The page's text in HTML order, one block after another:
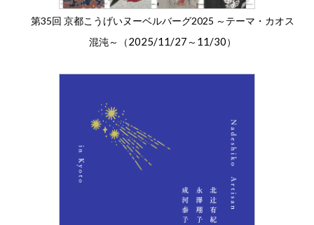
第35回 京都こうげいヌーベルバーグ2025 ～テーマ・カオス
混沌～（2025/11/27 ～ 11/30）